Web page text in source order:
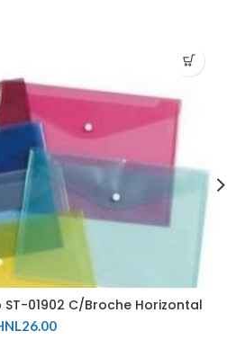
01902 C/Broche Horizontal
26.00